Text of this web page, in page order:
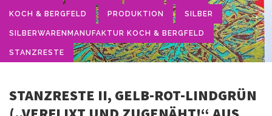
KOCH & BERGFELD PRODUKTION SILBER
SILBERWARENMANUFAKTUR KOCH & BERGFELD
STANZRESTE
STANZRESTE II, GELB-ROT-LINDGRÜN